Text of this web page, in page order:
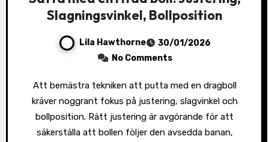
Slagningsvinkel, Bollposition
Lila Hawthorne
30/01/2026
No Comments
Att bemästra tekniken att putta med en dragboll
kräver noggrant fokus på justering, slagvinkel och
bollposition. Rätt justering är avgörande för att
säkerställa att bollen följer den avsedda banan,